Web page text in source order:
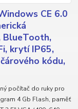
CE 6.0
BlueTooth,
krytí IP65,
kódu,
počítač do ruky pro
4 Gb Flash, paměť